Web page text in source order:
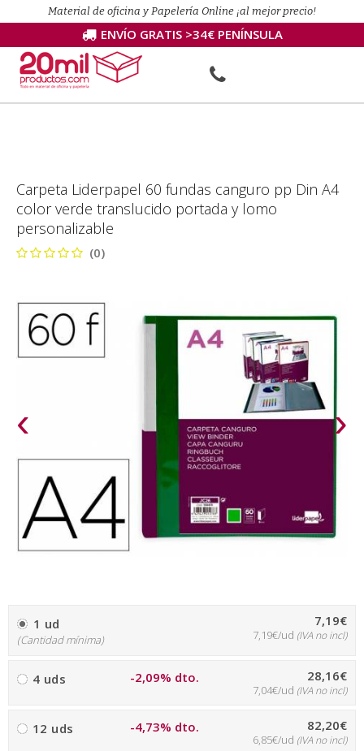
Material de oficina y Papelería Online ¡al mejor precio!
ENVÍO GRATIS >34€ PENÍNSULA
Carpeta Liderpapel 60 fundas canguro pp Din A4
color verde translucido portada y lomo
personalizable
(0)
‹ ›
1 ud
(Cantidad mínima)
7,19€
7,19€/ud (IVA no incl)
4 uds -2,09% dto. 28,16€
7,04€/ud (IVA no incl)
12 uds -4,73% dto. 82,20€
6,85€/ud (IVA no incl)